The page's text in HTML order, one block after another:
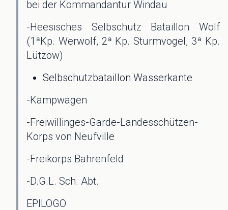
bei der Kommandantur Windau
-Heesisches Selbschutz Bataillon Wolf
(1ªKp. Werwolf, 2ª Kp. Sturmvogel, 3ª Kp.
Lützow)
Selbschutzbataillon Wasserkante
-Kampwagen
-Freiwillinges-Garde-Landesschützen-
Korps von Neufville
-Freikorps Bahrenfeld
-D.G.L. Sch. Abt.
EPILOGO